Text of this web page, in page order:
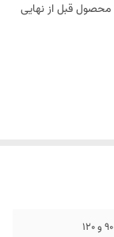
محصول قبل از نهایی